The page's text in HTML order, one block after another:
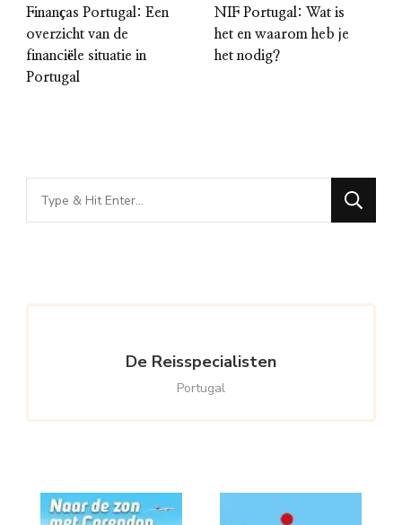
Finanças Portugal: Een
overzicht van de
financiële situatie in
Portugal
NIF Portugal: Wat is
het en waarom heb je
het nodig?
Looking
for
De Reisspecialisten
Portugal